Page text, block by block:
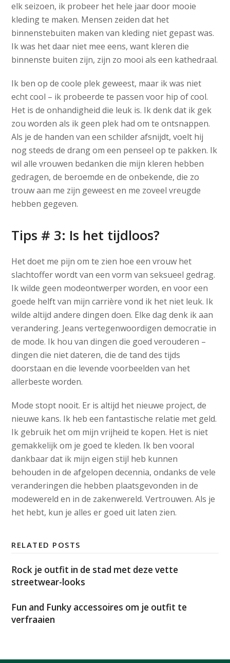
elk seizoen, ik probeer het hele jaar door mooie
kleding te maken. Mensen zeiden dat het
binnenstebuiten maken van kleding niet gepast was.
Ik was het daar niet mee eens, want kleren die
binnenste buiten zijn, zijn zo mooi als een kathedraal.
Ik ben op de coole plek geweest, maar ik was niet
echt cool – ik probeerde te passen voor hip of cool.
Het is de onhandigheid die leuk is. Ik denk dat ik gek
zou worden als ik geen plek had om te ontsnappen.
Als je de handen van een schilder afsnijdt, voelt hij
nog steeds de drang om een ​​penseel op te pakken. Ik
wil alle vrouwen bedanken die mijn kleren hebben
gedragen, de beroemde en de onbekende, die zo
trouw aan me zijn geweest en me zoveel vreugde
hebben gegeven.
Tips # 3: Is het tijdloos?
Het doet me pijn om te zien hoe een vrouw het
slachtoffer wordt van een vorm van seksueel gedrag.
Ik wilde geen modeontwerper worden, en voor een
goede helft van mijn carrière vond ik het niet leuk. Ik
wilde altijd andere dingen doen. Elke dag denk ik aan
verandering. Jeans vertegenwoordigen democratie in
de mode. Ik hou van dingen die goed verouderen –
dingen die niet dateren, die de tand des tijds
doorstaan ​​en die levende voorbeelden van het
allerbeste worden.
Mode stopt nooit. Er is altijd het nieuwe project, de
nieuwe kans. Ik heb een fantastische relatie met geld.
Ik gebruik het om mijn vrijheid te kopen. Het is niet
gemakkelijk om je goed te kleden. Ik ben vooral
dankbaar dat ik mijn eigen stijl heb kunnen
behouden in de afgelopen decennia, ondanks de vele
veranderingen die hebben plaatsgevonden in de
modewereld en in de zakenwereld. Vertrouwen. Als je
het hebt, kun je alles er goed uit laten zien.
RELATED POSTS
Rock je outfit in de stad met deze vette
streetwear-looks
Fun and Funky accessoires om je outfit te
verfraaien